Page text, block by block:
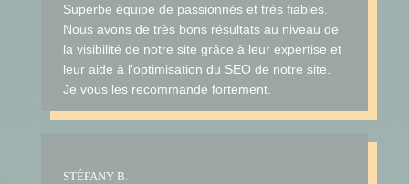
Superbe équipe de passionnés et très fiables.
Nous avons de très bons résultats au niveau de
la visibilité de notre site grâce à leur expertise et
leur aide à l’optimisation du SEO de notre site.
Je vous les recommande fortement.
STÉFANY B.